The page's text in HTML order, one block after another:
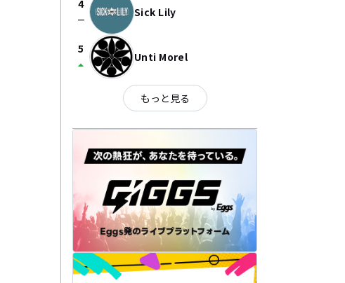
4
check_indeterminate_small Sick Lily
5
arrow_drop_up Unti Morel
もっと見る